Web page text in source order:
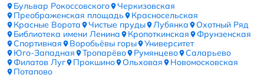
Бульвар Рокоссовского
Черкизовская
Преображенская площадь
Красносельская
Красные Ворота
Чистые пруды Лубянка
Охотный Ряд
Библиотека имени Ленина
Кропоткинская
Фрунзенская
Спортивная
Воробьёвы горы
Университет
Юго-Западная
Тропарёво Румянцево
Саларьево
Филатов Луг
Прокшино Ольховая
Новомосковская
Потапово